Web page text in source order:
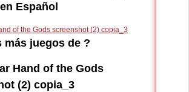
Español
of the Gods screenshot (2) copia_3
más juegos de ?
Hand of the Gods
(2) copia_3